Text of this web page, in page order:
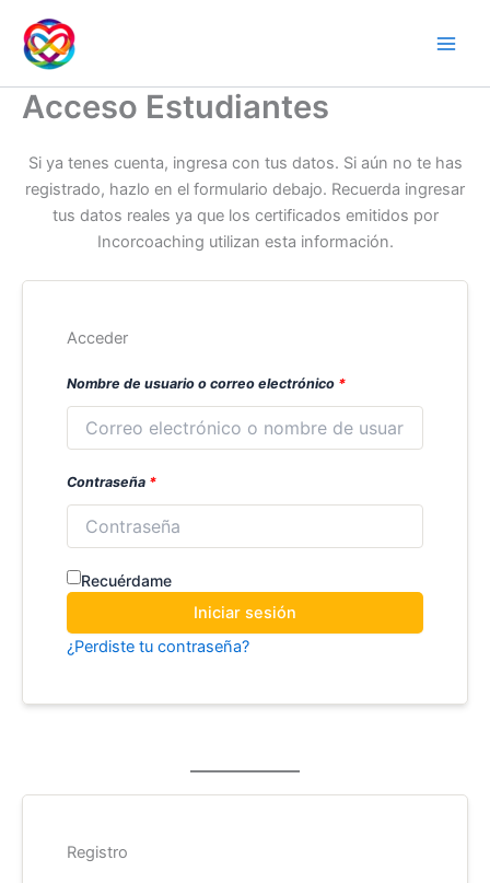
contenido
Acceso Estudiantes
Si ya tenes cuenta, ingresa con tus datos. Si aún no te has
registrado, hazlo en el formulario debajo. Recuerda ingresar
tus datos reales ya que los certificados emitidos por
Incorcoaching utilizan esta información.
Acceder
Nombre de usuario o correo electrónico *
Contraseña *
Recuérdame
Iniciar sesión
¿Perdiste tu contraseña?
Registro